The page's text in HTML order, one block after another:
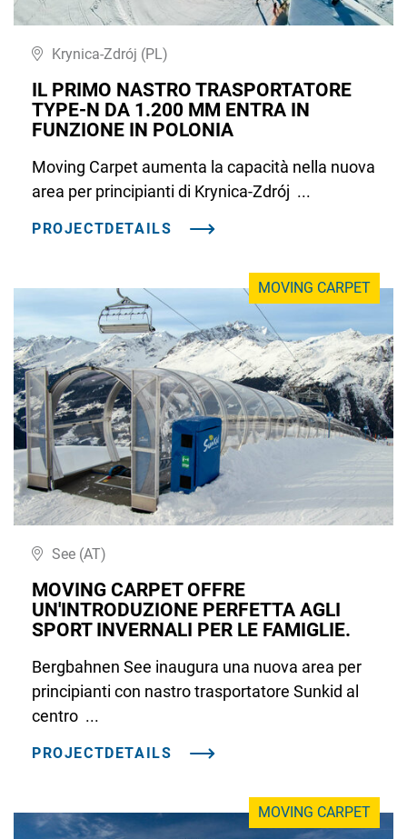
Krynica-Zdrój (PL)
IL PRIMO NASTRO TRASPORTATORE
TYPE-N DA 1.200 MM ENTRA IN
FUNZIONE IN POLONIA
Moving Carpet aumenta la capacità nella nuova
area per principianti di Krynica-Zdrój ...
PROJECTDETAILS
MOVING CARPET
See (AT)
MOVING CARPET OFFRE
UN'INTRODUZIONE PERFETTA AGLI
SPORT INVERNALI PER LE FAMIGLIE.
Bergbahnen See inaugura una nuova area per
principianti con nastro trasportatore Sunkid al
centro ...
PROJECTDETAILS
MOVING CARPET